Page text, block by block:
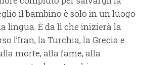
il bambino è solo in un luogo
lingua. È da lì che inizierà la
l’Iran, la Turchia, la Grecia e
morte, alla fame, alla